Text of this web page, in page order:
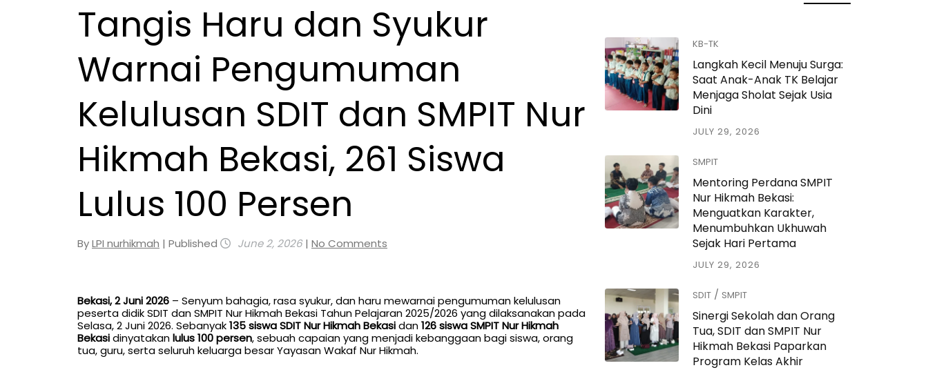
Tangis Haru dan Syukur
Warnai Pengumuman
Kelulusan SDIT dan SMPIT Nur
Hikmah Bekasi, 261 Siswa
Lulus 100 Persen
ByLPI nurhikmah | Published June 2, 2026 | No Comments
Bekasi, 2 Juni 2026 – Senyum bahagia, rasa syukur, dan haru mewarnai pengumuman kelulusan
peserta didik SDIT dan SMPIT Nur Hikmah Bekasi Tahun Pelajaran 2025/2026 yang dilaksanakan pada
Selasa, 2 Juni 2026. Sebanyak135 siswa SDIT Nur Hikmah Bekasidan126 siswa SMPIT Nur Hikmah
Bekasidinyatakanlulus 100 persen, sebuah capaian yang menjadi kebanggaan bagi siswa, orang
tua, guru, serta seluruh keluarga besar Yayasan Wakaf Nur Hikmah.
KB-TK
Langkah Kecil Menuju Surga:
Saat Anak-Anak TK Belajar
Menjaga Sholat Sejak Usia
Dini
JULY 29, 2026
SMPIT
Mentoring Perdana SMPIT
Nur Hikmah Bekasi:
Menguatkan Karakter,
Menumbuhkan Ukhuwah
Sejak Hari Pertama
JULY 29, 2026
SDIT/ SMPIT
Sinergi Sekolah dan Orang
Tua, SDIT dan SMPIT Nur
Hikmah Bekasi Paparkan
Program Kelas Akhir